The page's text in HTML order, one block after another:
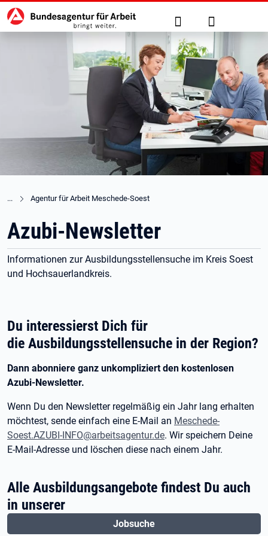
zu den Hauptinhalten springen
Hauptnavigation Suche Anmelden
Agentur für Arbeit Meschede-Soest
Azubi-Newsletter
Informationen zur Ausbildungsstellensuche im Kreis Soest
und Hochsauerlandkreis.
Du interessierst Dich für
die Ausbildungsstellensuche in der Region?
Dann abonniere ganz unkompliziert den kostenlosen
Azubi-Newsletter.
Wenn Du den Newsletter regelmäßig ein Jahr lang erhalten
möchtest, sende einfach eine E-Mail an Meschede-
Soest.AZUBI-INFO@arbeitsagentur.de. Wir speichern Deine
E-Mail-Adresse und löschen diese nach einem Jahr.
Alle Ausbildungsangebote findest Du auch
in unserer
Jobsuche